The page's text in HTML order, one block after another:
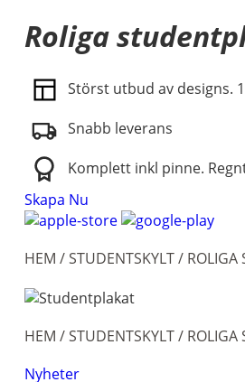
Roliga
Störst utbud av designs.
Snabb leverans
Komplett inkl pinne.
Skapa Nu
HEM /STUDENTSKYLT/ ROLIGA
HEM /STUDENTSKYLT/ ROLIGA
Nyheter